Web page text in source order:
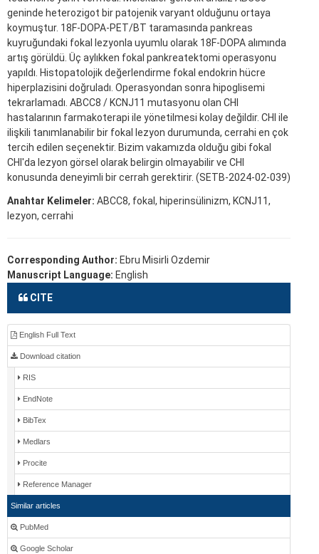
geninde heterozigot bir patojenik varyant olduğunu ortaya
koymuştur. 18F-DOPA-PET/BT taramasında pankreas
kuyruğundaki fokal lezyonla uyumlu olarak 18F-DOPA alımında
artış görüldü. Üç aylıkken fokal pankreatektomi operasyonu
yapıldı. Histopatolojik değerlendirme fokal endokrin hücre
hiperplazisini doğruladı. Operasyondan sonra hipoglisemi
tekrarlamadı. ABCC8 / KCNJ11 mutasyonu olan CHI
hastalarının farmakoterapi ile yönetilmesi kolay değildir. CHI ile
ilişkili tanımlanabilir bir fokal lezyon durumunda, cerrahi en çok
tercih edilen seçenektir. Bizim vakamızda olduğu gibi fokal
CHI'da lezyon görsel olarak belirgin olmayabilir ve CHI
konusunda deneyimli bir cerrah gerektirir. (SETB-2024-02-039)
Anahtar Kelimeler: ABCC8, fokal, hiperinsülinizm, KCNJ11,
lezyon, cerrahi
Corresponding Author: Ebru Misirli Ozdemir
Manuscript Language: English
CITE
English Full Text
Download citation
RIS
EndNote
BibTex
Medlars
Procite
Reference Manager
Similar articles
PubMed
Google Scholar